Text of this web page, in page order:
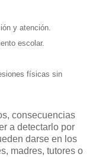
y atención.
escolar.
físicas sin
consecuencias
a detectarlo por
darse en los
madres, tutores o